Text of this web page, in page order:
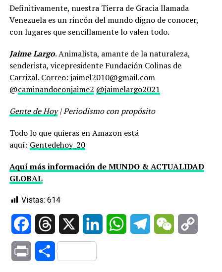
Definitivamente, nuestra Tierra de Gracia llamada
Venezuela es un rincón del mundo digno de conocer,
con lugares que sencillamente lo valen todo.
Jaime Largo. Animalista, amante de la naturaleza,
senderista, vicepresidente Fundación Colinas de
Carrizal. Correo: jaimel2010@gmail.com
@caminandoconjaime2 @jaimelargo2021
Gente de Hoy| Periodismo con propósito
Todo lo que quieras en Amazon está
aquí: Gentedehoy_20
Aquí más información de MUNDO & ACTUALIDAD
GLOBAL
Vistas: 614
FacebookThreads LinkedIn WhatsAppTelegramWeChat
Print Compartir